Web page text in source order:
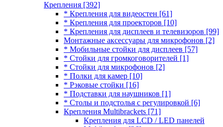
Крепления [392]
* Крепления для видеостен [61]
* Крепления для проекторов [10]
* Крепления для дисплеев и телевизоров [99]
Монтажные аксессуары для микрофонов [2]
* Мобильные стойки для дисплеев [57]
* Стойки для громкоговорителей [1]
* Стойки для микрофонов [2]
* Полки для камер [10]
* Рэковые стойки [16]
* Подставки для наушников [1]
* Столы и подстолья с регулировкой [6]
Крепления Multibrackets [71]
Крепления для LCD / LED панелей